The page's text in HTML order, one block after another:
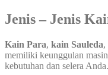
Jenis – Jenis
Kain Para, kain Sauleda,
memiliki keunggulan
kebutuhan dan selera Anda.